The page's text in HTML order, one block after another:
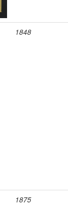
1848
1875